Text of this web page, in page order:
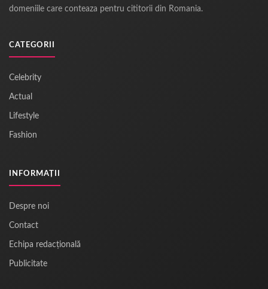
domeniile care conteaza pentru cititorii din Romania.
CATEGORII
Celebrity
Actual
Lifestyle
Fashion
INFORMAȚII
Despre noi
Contact
Echipa redacțională
Publicitate